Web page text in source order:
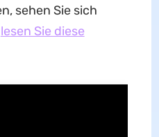
sehen Sie sich
lesen Sie diese